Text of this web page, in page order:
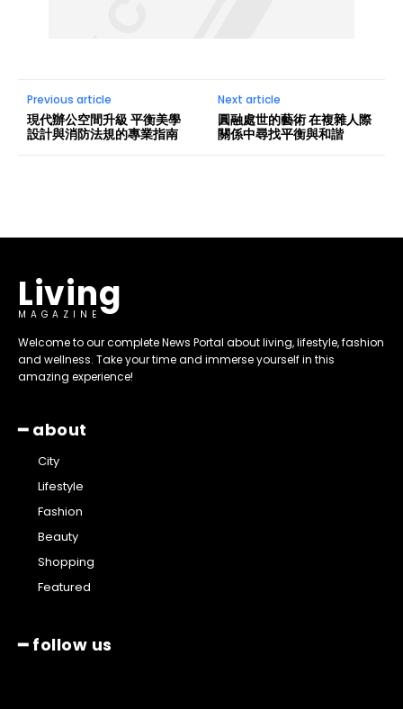
Previous article
現代辦公空間升級 平衡美學
設計與消防法規的專業指南
Next article
圓融處世的藝術 在複雜人際
關係中尋找平衡與和諧
Living
MAGAZINE
Welcome to our complete News Portal about living, lifestyle, fashion
and wellness. Take your time and immerse yourself in this
amazing experience!
━ about
City
Lifestyle
Fashion
Beauty
Shopping
Featured
━ follow us